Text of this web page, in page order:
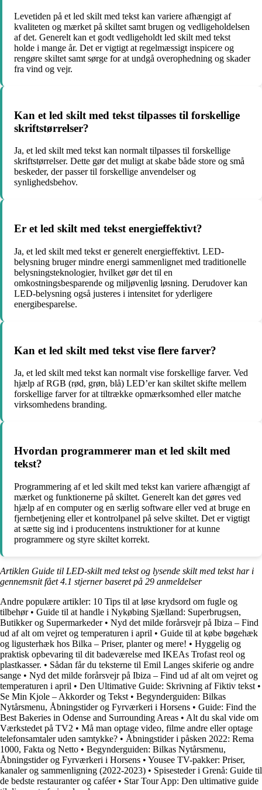
Levetiden på et led skilt med tekst kan variere afhængigt af
kvaliteten og mærket på skiltet samt brugen og vedligeholdelsen
af det. Generelt kan et godt vedligeholdt led skilt med tekst
holde i mange år. Det er vigtigt at regelmæssigt inspicere og
rengøre skiltet samt sørge for at undgå overophedning og skader
fra vind og vejr.
Kan et led skilt med tekst tilpasses til forskellige
skriftstørrelser?
Ja, et led skilt med tekst kan normalt tilpasses til forskellige
skriftstørrelser. Dette gør det muligt at skabe både store og små
beskeder, der passer til forskellige anvendelser og
synlighedsbehov.
Er et led skilt med tekst energieffektivt?
Ja, et led skilt med tekst er generelt energieffektivt. LED-
belysning bruger mindre energi sammenlignet med traditionelle
belysningsteknologier, hvilket gør det til en
omkostningsbesparende og miljøvenlig løsning. Derudover kan
LED-belysning også justeres i intensitet for yderligere
energibesparelse.
Kan et led skilt med tekst vise flere farver?
Ja, et led skilt med tekst kan normalt vise forskellige farver. Ved
hjælp af RGB (rød, grøn, blå) LED’er kan skiltet skifte mellem
forskellige farver for at tiltrække opmærksomhed eller matche
virksomhedens branding.
Hvordan programmerer man et led skilt med
tekst?
Programmering af et led skilt med tekst kan variere afhængigt af
mærket og funktionerne på skiltet. Generelt kan det gøres ved
hjælp af en computer og en særlig software eller ved at bruge en
fjernbetjening eller et kontrolpanel på selve skiltet. Det er vigtigt
at sætte sig ind i producentens instruktioner for at kunne
programmere og styre skiltet korrekt.
Artiklen Guide til LED-skilt med tekst og lysende skilt med tekst har i
gennemsnit fået4.1 stjerner baseret på 29 anmeldelser
Andre populære artikler: 10 Tips til at løse krydsord om fugle og
tilbehør• Guide til at handle i Nykøbing Sjælland: Superbrugsen,
Butikker og Supermarkeder• Nyd det milde forårsvejr på Ibiza – Find
ud af alt om vejret og temperaturen i april • Guide til at købe bøgehæk
og ligusterhæk hos Bilka – Priser, planter og mere! • Hyggelig og
praktisk opbevaring til dit badeværelse med IKEAs Trofast reol og
plastkasser. • Sådan får du teksterne til Emil Langes skiferie og andre
sange • Nyd det milde forårsvejr på Ibiza – Find ud af alt om vejret og
temperaturen i april • Den Ultimative Guide: Skrivning af Fiktiv tekst •
Se Min Kjole – Akkorder og Tekst • Begynderguiden: Bilkas
Nytårsmenu, Åbningstider og Fyrværkeri i Horsens • Guide: Find the
Best Bakeries in Odense and Surrounding Areas • Alt du skal vide om
Værkstedet på TV2 • Må man optage video, filme andre eller optage
telefonsamtaler uden samtykke? • Åbningstider i påsken 2022: Rema
1000, Fakta og Netto • Begynderguiden: Bilkas Nytårsmenu,
Åbningstider og Fyrværkeri i Horsens • Yousee TV-pakker: Priser,
kanaler og sammenligning (2022-2023) • Spisesteder i Grenå: Guide til
de bedste restauranter og caféer• Star Tour App: Den ultimative guide